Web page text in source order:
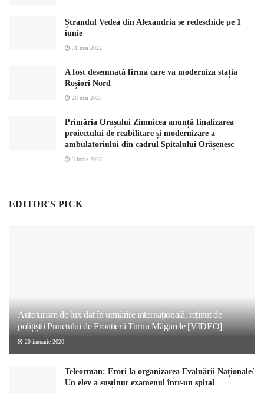
Ștrandul Vedea din Alexandria se redeschide pe 1
iunie
31 mai 2022
A fost desemnată firma care va moderniza stația
Roșiori Nord
26 mai 2025
Primăria Orașului Zimnicea anunță finalizarea
proiectului de reabilitare și modernizare a
ambulatoriului din cadrul Spitalului Orășenesc
3 iunie 2025
EDITOR'S PICK
Autoturism de lux dat în urmărire internațională, reținut de
polițiștii Punctului de Frontieră Turnu Măgurele [VIDEO]
20 ianuarie 2020
Teleorman: Erori la organizarea Evaluării Naționale/
Un elev a susținut examenul într-un spital